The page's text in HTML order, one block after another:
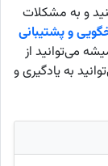
و به مشکلات
و پشتیبانی
می‌توانید از
به یادگیری و